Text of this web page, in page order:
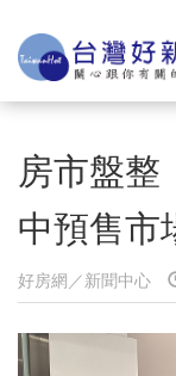
房市盤
中預售市
好房網／新聞中心